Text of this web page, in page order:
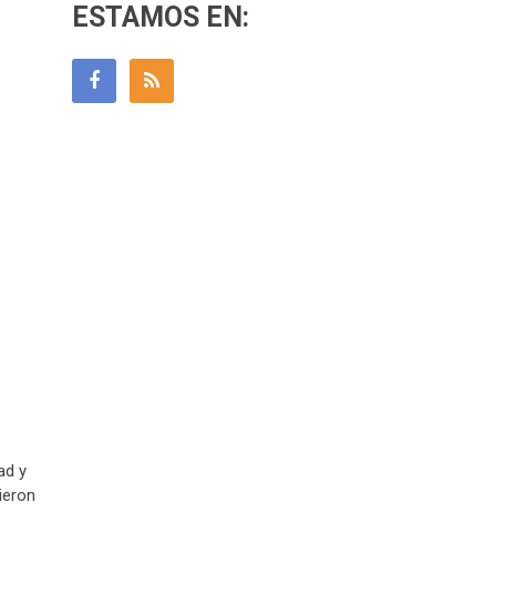
y
ESTAMOS EN: